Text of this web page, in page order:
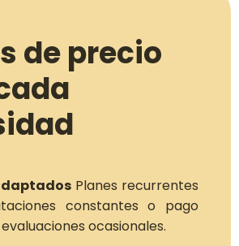
de precio
Planes recurrentes
constantes o pago
ocasionales.